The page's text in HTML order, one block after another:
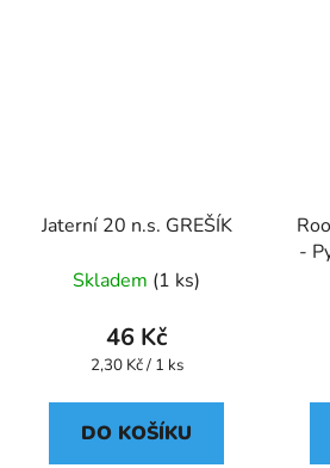
Jaterní 20 n.s. GREŠÍK
Skladem (1 ks)
46 Kč
Měrná
2,30 Kč / 1 ks
DO KOŠÍKU
-